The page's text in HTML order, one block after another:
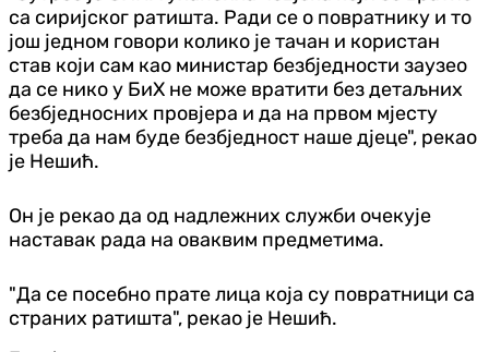
са сиријског ратишта. Ради се о повратнику и то
још једном говори колико је тачан и користан
став који сам као министар безбједности заузео
да се нико у БиХ не може вратити без детаљних
безбједносних провјера и да на првом мјесту
треба да нам буде безбједност наше дјеце", рекао
је Нешић.
Он је рекао да од надлежних служби очекује
наставак рада на оваквим предметима.
"Да се посебно прате лица која су повратници са
страних ратишта", рекао је Нешић.